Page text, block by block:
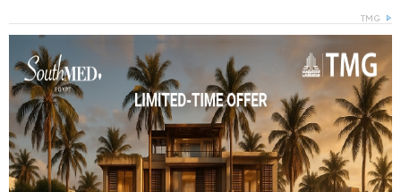
TMG